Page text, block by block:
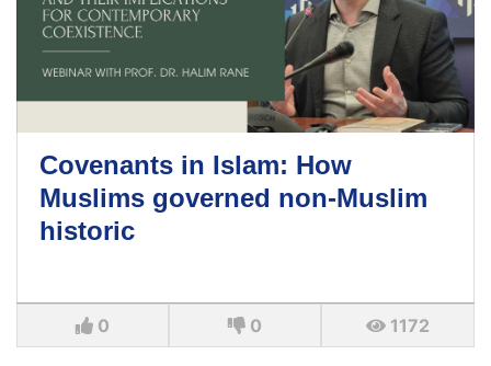
Covenants in Islam: How
Muslims governed non-Muslim
historic
0 0 1172